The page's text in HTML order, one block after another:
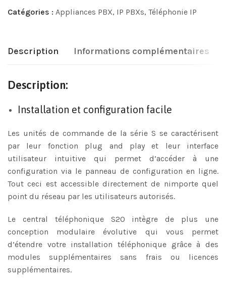
Catégories : Appliances PBX, IP PBXs, Téléphonie IP
Description Informations complémentaires
Description:
Installation et configuration facile
Les unités de commande de la série S se caractérisent
par leur fonction plug and play et leur interface
utilisateur intuitive qui permet d’accéder à une
configuration via le panneau de configuration en ligne.
Tout ceci est accessible directement de nimporte quel
point du réseau par les utilisateurs autorisés.
Le central téléphonique S20 intègre de plus une
conception modulaire évolutive qui vous permet
d’étendre votre installation téléphonique grâce à des
modules supplémentaires sans frais ou licences
supplémentaires.